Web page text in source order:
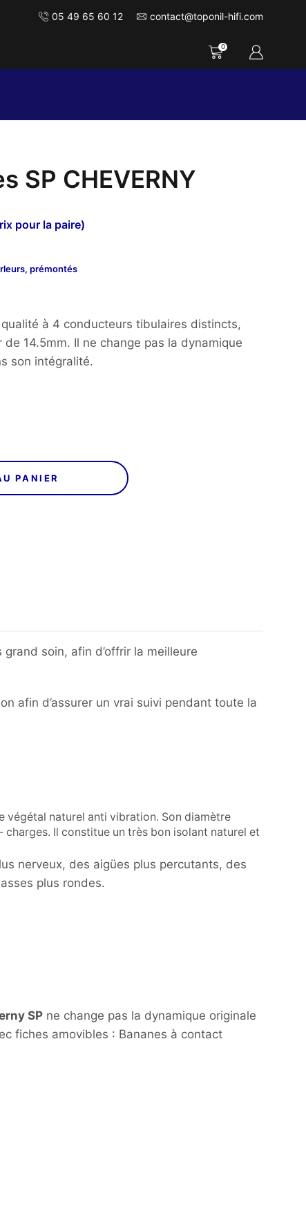
05 49 65 60 12 contact@toponil-hifi.com
0
SP CHEVERNY
:
pour la paire)
prémontés
à 4 conducteurs tibulaires distincts,
14.5mm. Il ne change pas la dynamique
son intégralité.
PANIER
soin, afin d’offrir la meilleure
afin d’assurer un vrai suivi pendant toute la
végétal naturel anti vibration. Son diamètre
Il constitue un très bon isolant naturel et
nerveux, des aigües plus percutants, des
plus rondes.
SP ne change pas la dynamique originale
fiches amovibles : Bananes à contact